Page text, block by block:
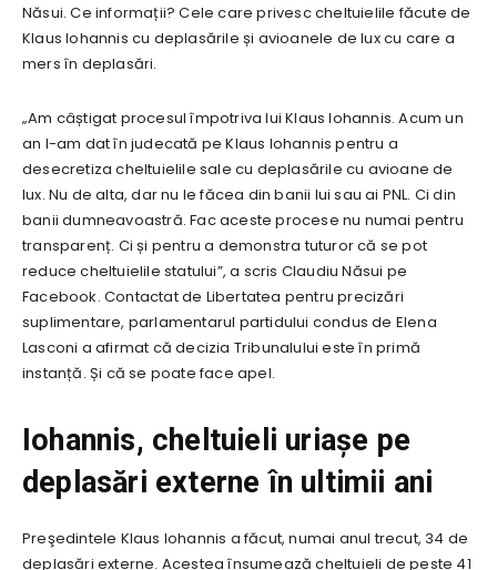
Năsui. Ce informații? Cele care privesc cheltuielile făcute de
Klaus Iohannis cu deplasările și avioanele de lux cu care a
mers în deplasări.
„Am câștigat procesul împotriva lui Klaus Iohannis. Acum un
an l-am dat în judecată pe Klaus Iohannis pentru a
desecretiza cheltuielile sale cu deplasările cu avioane de
lux. Nu de alta, dar nu le făcea din banii lui sau ai PNL. Ci din
banii dumneavoastră. Fac aceste procese nu numai pentru
transparenț. Ci și pentru a demonstra tuturor că se pot
reduce cheltuielile statului”, a scris Claudiu Năsui pe
Facebook. Contactat de Libertatea pentru precizări
suplimentare, parlamentarul partidului condus de Elena
Lasconi a afirmat că decizia Tribunalului este în primă
instanță. Și că se poate face apel.
Iohannis, cheltuieli uriașe pe
deplasări externe în ultimii ani
Preşedintele Klaus Iohannis a făcut, numai anul trecut, 34 de
deplasări externe. Acestea însumează cheltuieli de peste 41